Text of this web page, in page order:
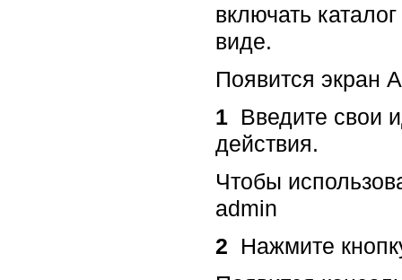
включать
виде.
Появится экран
1 Введите свои
действия.
Чтобы
admin
2 Нажмите